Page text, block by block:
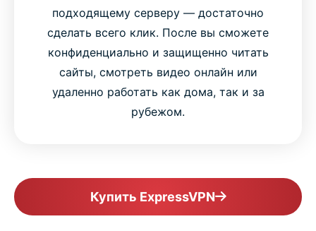
подходящему серверу — достаточно
сделать всего клик. После вы сможете
конфиденциально и защищенно читать
сайты, смотреть видео онлайн или
удаленно работать как дома, так и за
рубежом.
Купить ExpressVPN